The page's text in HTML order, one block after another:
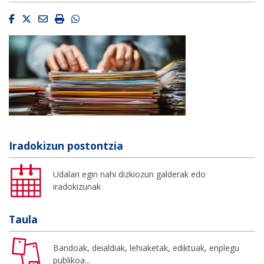
Facebook
Twitter
EmailImprimirWhatsapp
Iradokizun postontzia
Udalari egin nahi dizkiozun galderak edo
iradokizunak
Taula
Bandoak, deialdiak, lehiaketak, ediktuak, enplegu
publikoa...